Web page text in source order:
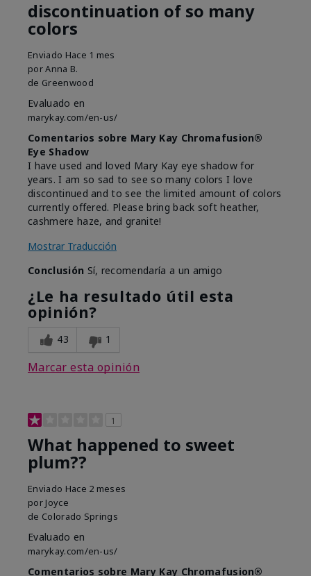
discontinuation of so many
colors
Enviado Hace 1 mes
porAnna B.
de Greenwood
Evaluado en
marykay.com/en-us/
Comentarios sobre Mary Kay Chromafusion®
Eye Shadow
I have used and loved Mary Kay eye shadow for
years. I am so sad to see so many colors I love
discontinued and to see the limited amount of colors
currently offered. Please bring back soft heather,
cashmere haze, and granite!
Mostrar Traducción
Conclusión Sí, recomendaría a un amigo
¿Le ha resultado útil esta
opinión?
43 1
Marcar esta opinión
1
What happened to sweet
plum??
Enviado Hace 2 meses
por Joyce
de Colorado Springs
Evaluado en
marykay.com/en-us/
Comentarios sobre Mary Kay Chromafusion®